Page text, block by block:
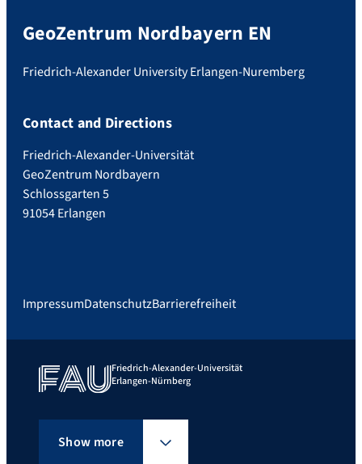
GeoZentrum Nordbayern EN
Friedrich-Alexander University Erlangen-Nuremberg
Contact and Directions
Friedrich-Alexander-Universität
GeoZentrum Nordbayern
Schlossgarten 5
91054 Erlangen
ImpressumDatenschutzBarrierefreiheit
Friedrich-Alexander-Universität
Erlangen-Nürnberg
Show more